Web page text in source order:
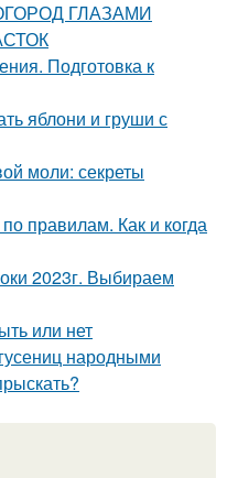
ОГОРОД ГЛАЗАМИ
Подготовка к
яблони и груши с
моли: секреты
правилам. Как и когда
2023г. Выбираем
или нет
народными